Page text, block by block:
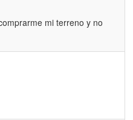
mi terreno y no